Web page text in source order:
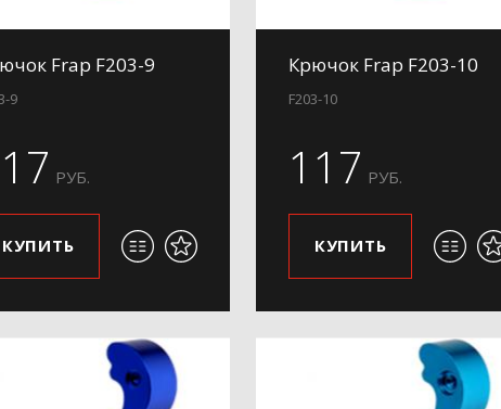
Frap F203-9
9
РУБ.
КУПИТЬ
Крючок Frap F203-10
F203-10
117 РУБ.
КУПИТЬ